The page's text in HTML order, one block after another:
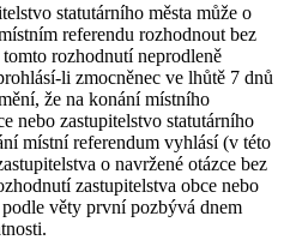
statutárního města může o
referendu rozhodnout bez
rozhodnutí neprodleně
li zmocněnec ve lhůtě 7 dnů
že na konání místního
nebo zastupitelstvo statutárního
místní referendum vyhlásí (v této
o navržené otázce bez
zastupitelstva obce nebo
věty první pozbývá dnem